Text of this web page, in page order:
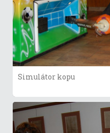
Simulátor kopu